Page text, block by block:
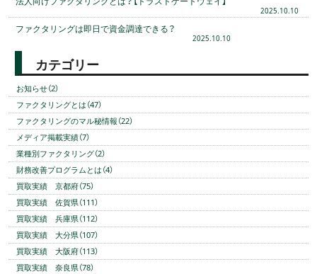
2025.10.10
ファクタリングは即日で資金調達できる？
2025.10.10
カテゴリー
お知らせ（2）
ファクタリングとは（47）
ファクタリングのマル秘情報（22）
メディア掲載実績（7）
業種別ファクタリング（2）
財務改善プログラムとは（4）
買取実績 京都府（75）
買取実績 佐賀県（111）
買取実績 兵庫県（112）
買取実績 大分県（107）
買取実績 大阪府（113）
買取実績 奈良県（78）